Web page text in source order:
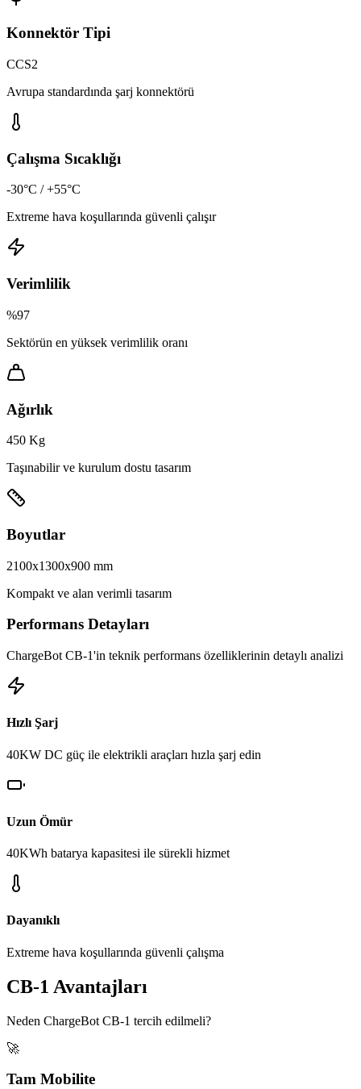
Konnektör Tipi
CCS2
Avrupa standardında şarj konnektörü
Çalışma Sıcaklığı
-30°C / +55°C
Extreme hava koşullarında güvenli çalışır
Verimlilik
%97
Sektörün en yüksek verimlilik oranı
Ağırlık
450 Kg
Taşınabilir ve kurulum dostu tasarım
Boyutlar
2100x1300x900 mm
Kompakt ve alan verimli tasarım
Performans Detayları
ChargeBot CB-1'in teknik performans özelliklerinin detaylı analizi
Hızlı Şarj
40KW DC güç ile elektrikli araçları hızla şarj edin
Uzun Ömür
40KWh batarya kapasitesi ile sürekli hizmet
Dayanıklı
Extreme hava koşullarında güvenli çalışma
CB-1 Avantajları
Neden ChargeBot CB-1 tercih edilmeli?
🚀
Tam Mobilite